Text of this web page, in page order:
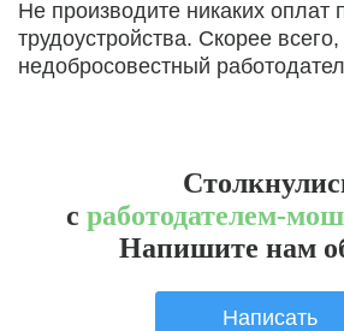
Не производите никаких оплат
трудоустройства. Скорее
недобросовестный
с работодателем-
Напишите нам
Написать